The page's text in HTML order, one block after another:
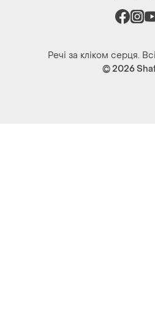
Речі за кліком серця.
© 2026